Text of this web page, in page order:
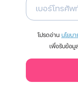
เบอร์โทรศัพ
โปรดอ่าน นโยบ
เพื่อรับข้อ